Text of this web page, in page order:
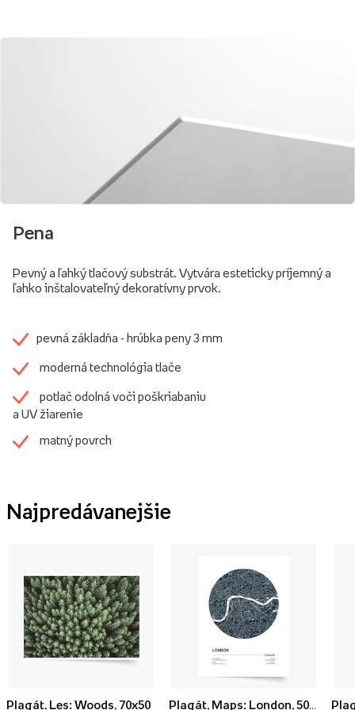
Pena
Pevný a ľahký tlačový substrát. Vytvára esteticky príjemný a
ľahko inštalovateľný dekoratívny prvok.
pevná základňa - hrúbka peny 3 mm
moderná technológia tlače
potlač odolná voči poškriabaniu
a UV žiarenie
matný povrch
Najpredávanejšie
Plagát, Les: Woods, 70x50